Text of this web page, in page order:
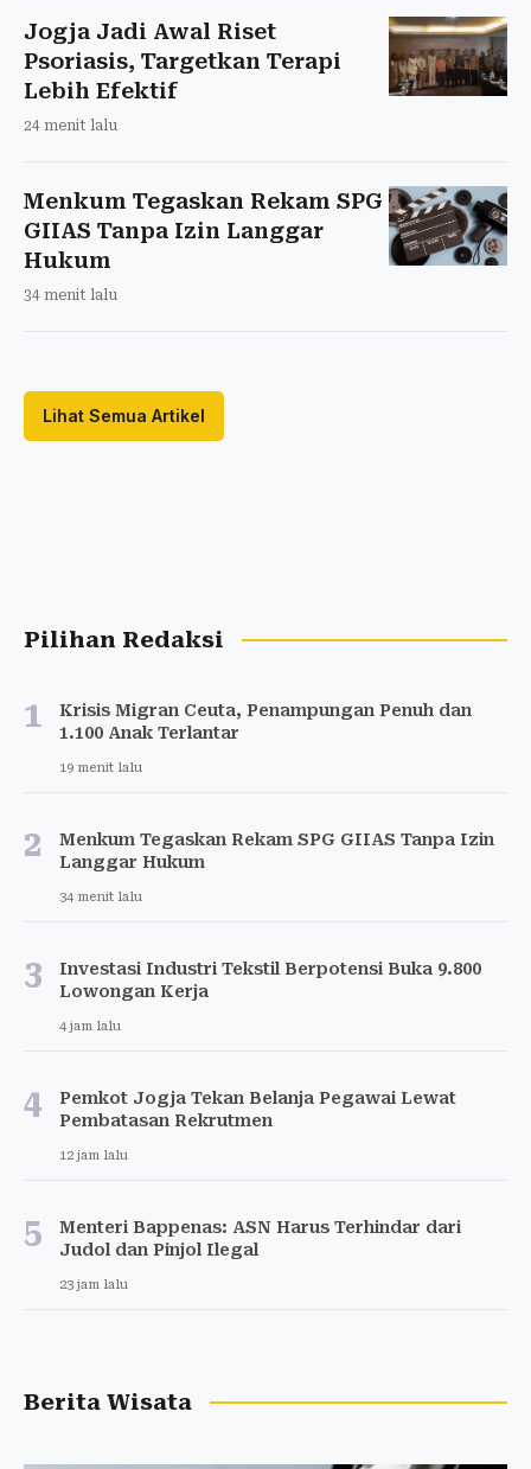
Jogja Jadi Awal Riset
Psoriasis, Targetkan Terapi
Lebih Efektif
24 menit lalu
Menkum Tegaskan Rekam SPG
GIIAS Tanpa Izin Langgar
Hukum
34 menit lalu
Lihat Semua Artikel
Pilihan Redaksi
1
Krisis Migran Ceuta, Penampungan Penuh dan
1.100 Anak Terlantar
19 menit lalu
2
Menkum Tegaskan Rekam SPG GIIAS Tanpa Izin
Langgar Hukum
34 menit lalu
3
Investasi Industri Tekstil Berpotensi Buka 9.800
Lowongan Kerja
4 jam lalu
4
Pemkot Jogja Tekan Belanja Pegawai Lewat
Pembatasan Rekrutmen
12 jam lalu
5
Menteri Bappenas: ASN Harus Terhindar dari
Judol dan Pinjol Ilegal
23 jam lalu
Berita Wisata